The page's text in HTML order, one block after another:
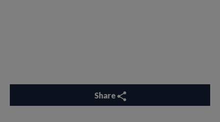
Share